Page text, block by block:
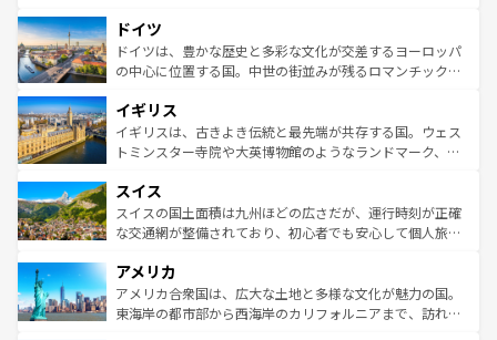
せる。地方によって風土や気候が異なるスペインはその個
性で訪れる人を魅了する。 なお、新着のスペイン情報は コ
ンテンツ一覧を参照してほしい。
で、幅広い魅力が詰まっている。華麗な宮殿、歴史的な大
聖堂、美しいビーチ、そして豊かな自然が、訪れる者を心
から魅了する。また、フランスは美食の国としても知ら
いる。シャンパンの発祥地であるランス、プロヴァンスの
香り高いラベンダー畑など、多彩な楽しみ方が可能だ。さ
らに、パリ以外の地域にも魅力が溢れており、どの街角に
れる地方に足を運ぶとそれぞれで全く異なる文化を体験で
きるだろう。 なお、新着のフランス情報はコンテンツ一覧
を参照してほしい。
ドイツ
ドイツは、豊かな歴史と多彩な文化が交差するヨーロッパ
の中心に位置する国。中世の街並みが残るロマンチック街
顔を持つこの国は、どこを歩いても飽きることがない。ベ
ルリンの文化的活気、バイエルン州のアルプスの絶景、そ
してライン川沿いのワイン畑といった風景は必見。ビール
は、お酒好きな人にはぜひ体験してほしい。 なお、新着の
ドイツ情報はコンテンツ一覧を参照してほしい。
イギリス
イギリスは、古きよき伝統と最先端が共存する国。ウェス
トミンスター寺院や大英博物館のようなランドマーク、歴
リアごとに異なる魅力がある。また、優雅なアフタヌーン
ティー、ビール好きにはたまらない英国パブ、サッカー観
戦など、本場だからこそできる体験も豊富。イギリスを旅
ンツ一覧を参照してほしい。
スイス
スイスの国土面積は九州ほどの広さだが、運行時刻が正確
な交通網が整備されており、初心者でも安心して個人旅行
の建物がそのまま残る町や、スイスならではのユニークな
博物館もあり、アルプス観光だけでなく町歩きも満喫する
ことができる。国民の所得が高いため物価も高いが、旅行
アメリカ
アメリカ合衆国は、広大な土地と多様な文化が魅力の国。
東海岸の都市部から西海岸のカリフォルニアまで、訪れる